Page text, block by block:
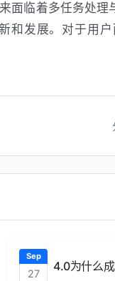
面临着多任务处理
和发展。对于用
Sep
27
4.0为什么成